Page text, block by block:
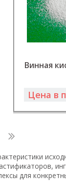
Винная
Цена в
для